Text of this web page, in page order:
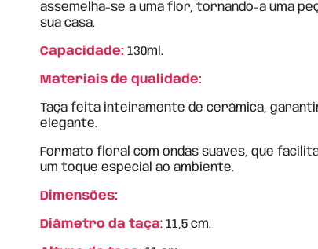
assemelha-se a uma flor, tornando-a uma
sua casa.
Capacidade:130ml.
Materiais de qualidade:
Taça feita inteiramente de cerâmica,
elegante.
Formato floral com ondas suaves, que
um toque especial ao ambiente.
Dimensões:
Diâmetro da taça: 11,5 cm.